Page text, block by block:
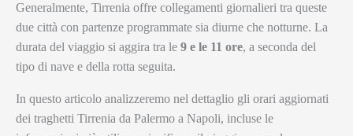
Generalmente, Tirrenia offre collegamenti giornalieri tra queste
due città con partenze programmate sia diurne che notturne. La
durata del viaggio si aggira tra le 9 e le 11 ore, a seconda del
tipo di nave e della rotta seguita.
In questo articolo analizzeremo nel dettaglio gli orari aggiornati
dei traghetti Tirrenia da Palermo a Napoli, incluse le